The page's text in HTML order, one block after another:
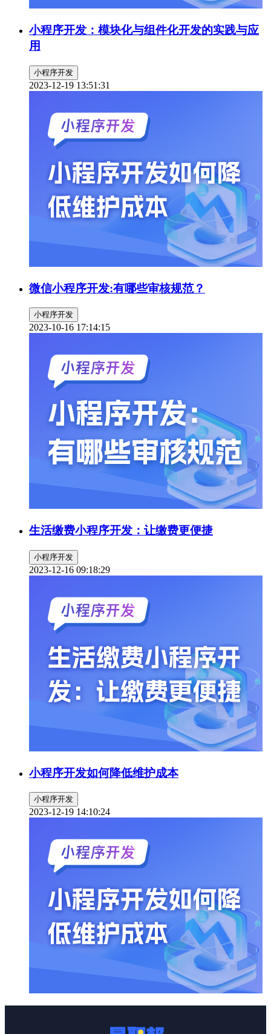
小程序开发：模块化与组件化开发的实践与应
用
小程序开发
2023-12-19 13:51:31
微信小程序开发:有哪些审核规范？
小程序开发
2023-10-16 17:14:15
生活缴费小程序开发：让缴费更便捷
小程序开发
2023-12-16 09:18:29
小程序开发如何降低维护成本
小程序开发
2023-12-19 14:10:24